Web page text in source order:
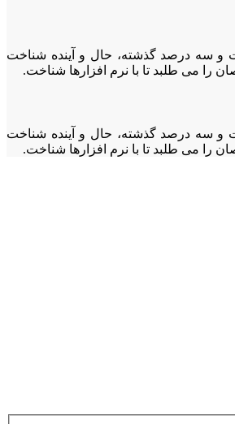
و سه درصد گذشته، حال و آینده شناخت
را می طلبد تا با نرم افزارها شناخت.
و سه درصد گذشته، حال و آینده شناخت
را می طلبد تا با نرم افزارها شناخت.